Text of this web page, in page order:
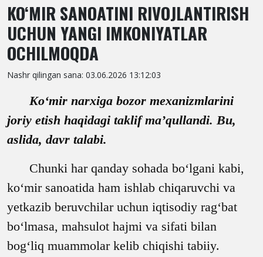
KO‘MIR SANOATINI RIVOJLANTIRISH
UCHUN YANGI IMKONIYATLAR
OCHILMOQDA
Nashr qilingan sana: 03.06.2026 13:12:03
Ko‘mir narxiga bozor mexanizmlarini
joriy etish haqidagi taklif ma’qullandi.Bu,
aslida, davr talabi.
Chunki har qanday sohada bo‘lgani kabi,
ko‘mir sanoatida ham ishlab chiqaruvchi va
yetkazib beruvchilar uchun iqtisodiy rag‘bat
bo‘lmasa, mahsulot hajmi va sifati bilan
bog‘liq muammolar kelib chiqishi tabiiy.